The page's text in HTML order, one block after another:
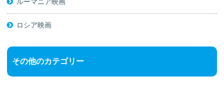
ルーマニア映画
ロシア映画
その他のカテゴリー